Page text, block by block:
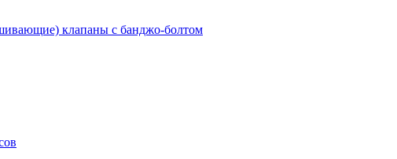
клапаны с банджо-болтом